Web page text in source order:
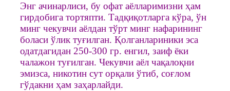
Энг ачинарлиси, бу офат аёлларимизни ҳам
гирдобига тортяпти. Тадқиқотларга кўра, ўн
минг чекувчи аёлдан тўрт минг нафарининг
боласи ўлик туғилган. Қолганлариники эса
одатдагидан 250-300 гр. енгил, заиф ёки
чалажон туғилган. Чекувчи аёл чақалоқни
эмизса, никотин сут орқали ўтиб, соғлом
гўдакни ҳам заҳарлайди.